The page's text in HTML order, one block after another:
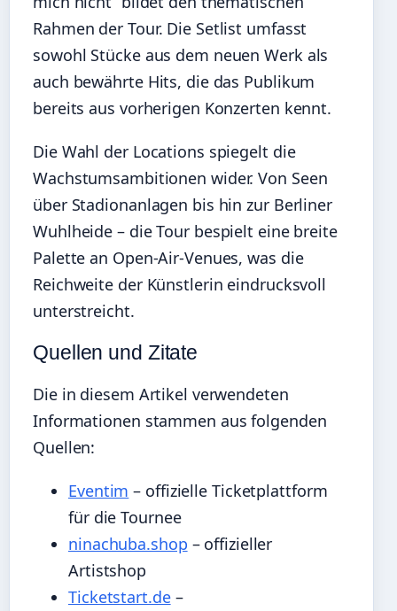
Rahmen der Tour. Die Setlist umfasst
sowohl Stücke aus dem neuen Werk als
auch bewährte Hits, die das Publikum
bereits aus vorherigen Konzerten kennt.
Die Wahl der Locations spiegelt die
Wachstumsambitionen wider. Von Seen
über Stadionanlagen bis hin zur Berliner
Wuhlheide – die Tour bespielt eine breite
Palette an Open-Air-Venues, was die
Reichweite der Künstlerin eindrucksvoll
unterstreicht.
Quellen und Zitate
Die in diesem Artikel verwendeten
Informationen stammen aus folgenden
Quellen:
Eventim – offizielle Ticketplattform
für die Tournee
ninachuba.shop – offizieller
Artistshop
Ticketstart.de–